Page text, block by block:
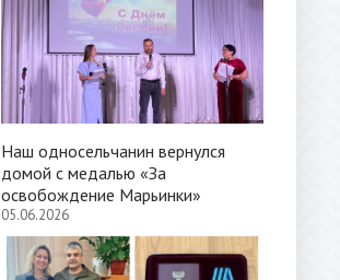
Наш односельчанин вернулся
домой с медалью «За
освобождение Марьинки»
05.06.2026